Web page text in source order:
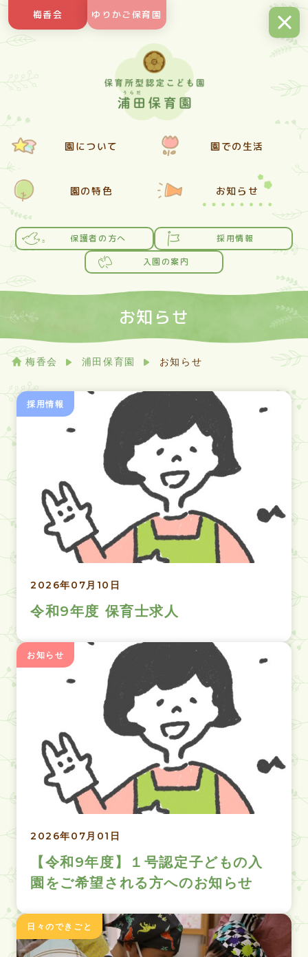
Skip
to
content
梅香会 ゆりかご保育園
園について 園での生活
園の特色 お知らせ
保護者の方へ
採用情報
入園の案内
お知らせ
梅香会 浦田保育園 お知らせ
採用情報
2026年07月10日
令和9年度 保育士求人
お知らせ
2026年07月01日
【令和9年度】１号認定子どもの入
園をご希望される方へのお知らせ
日々のできごと